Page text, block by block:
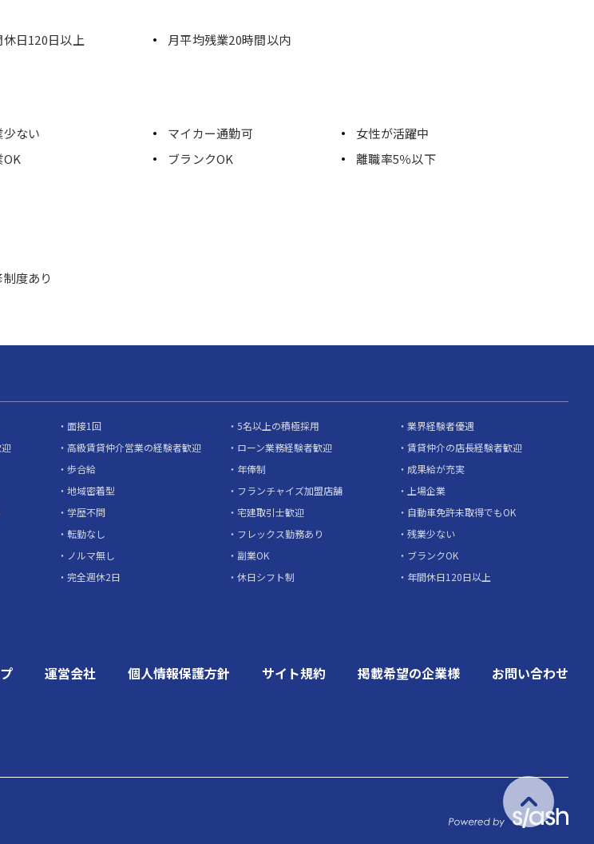
休日120日以上 月平均残業20時間以内
少ない マイカー通勤可
女性が活躍中
OK ブランクOK
離職率5％以下
度あり
面接1回 5名以上の積極採用
業界経験者優遇
高級賃貸仲介営業の経験者歓迎 ローン業務経験者歓迎
賃貸仲介の店長経験者歓迎
歩合給 年俸制
成果給が充実
地域密着型 フランチャイズ加盟店舗
上場企業
学歴不問 宅建取引士歓迎
自動車免許未取得でもOK
転勤なし フレックス勤務あり
残業少ない
ノルマ無し 副業OK
ブランクOK
完全週休2日 休日シフト制
年間休日120日以上
運営会社 個人情報保護方針 サイト規約 掲載希望の企業様 お問い合わせ